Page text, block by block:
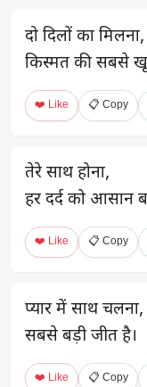
दो दिलों का मिलना,
किस्मत की सबसे
❤️ Like 📋 Copy
तेरे साथ होना,
हर दर्द को आसान
❤️ Like 📋 Copy
प्यार में साथ चलना,
सबसे बड़ी जीत है।
❤️ Like 📋 Copy